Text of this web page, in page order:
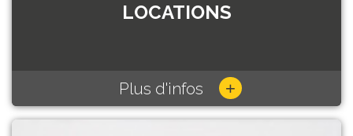
LOCATIONS
Plus d'infos +